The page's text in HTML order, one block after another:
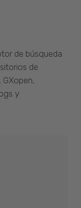
de búsqueda
de
y